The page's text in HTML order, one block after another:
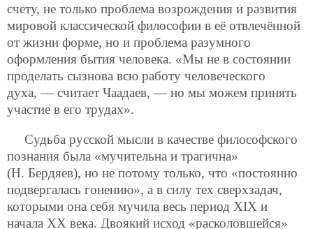
счету, не только проблема возрождения и развития
мировой классической философии в её отвлечённой
от жизни форме, но и проблема разумного
оформления бытия человека. «Мы не в состоянии
проделать сызнова всю работу человеческого
духа, — считает Чаадаев, — но мы можем принять
участие в его трудах».
Судьба русской мысли в качестве философского
познания была «мучительна и трагична»
(Н. Бердяев), но не потому только, что «постоянно
подвергалась гонению», а в силу тех сверхзадач,
которыми она себя мучила весь период ХIХ и
начала ХХ века. Двоякий исход «расколовшейся»